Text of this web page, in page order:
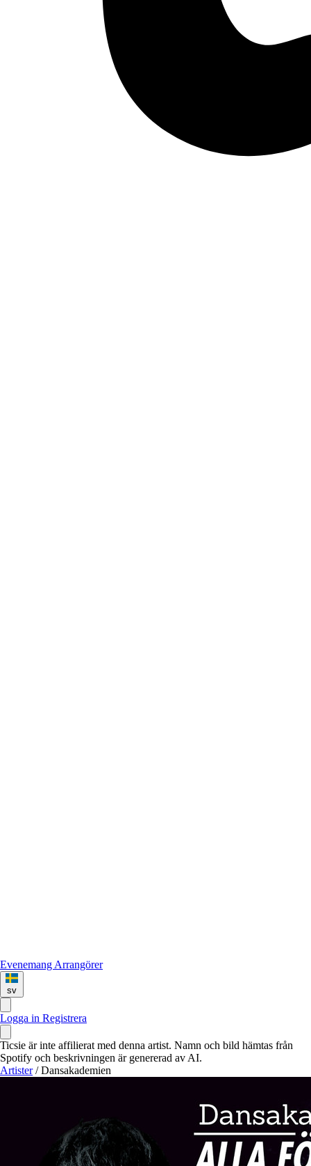
Evenemang Arrangörer
sv
Logga in Registrera
Ticsie är inte affilierat med denna artist. Namn och bild hämtas från
Spotify och beskrivningen är genererad av AI.
Artister / Dansakademien